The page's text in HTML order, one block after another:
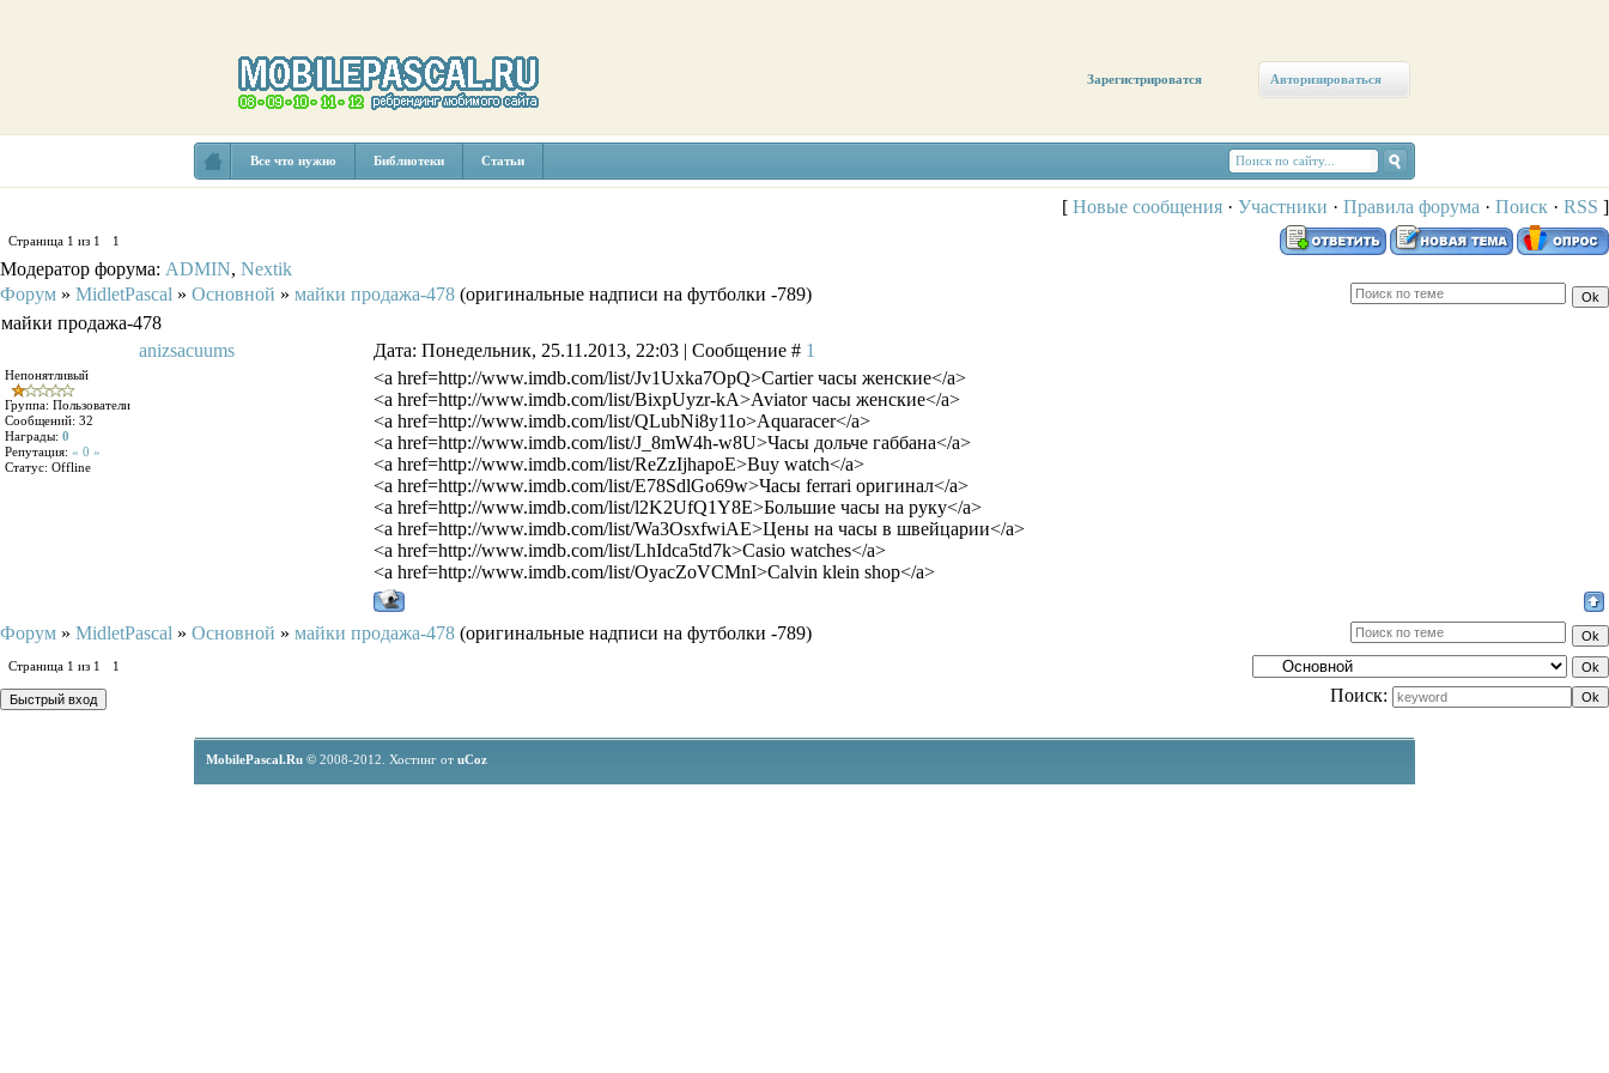
Зарегистрироватся Авторизироваться
Все что нужно Библиотеки Статьи
[ Новые сообщения · Участники · Правила форума · Поиск · RSS ]
Страница 1 из 1 1
Модератор форума: ADMIN, Nextik
Форум » MidletPascal » Основной » майки продажа-478 (оригинальные надписи на футболки -789)
майки продажа-478
anizsacuums
Дата: Понедельник, 25.11.2013, 22:03 | Сообщение # 1
Непонятливый
Группа: Пользователи
Сообщений: 32
Награды: 0
Репутация: « 0 »
Статус: Offline
<a href=http://www.imdb.com/list/Jv1Uxka7OpQ>Cartier часы женские</a>
<a href=http://www.imdb.com/list/BixpUyzr-kA>Aviator часы женские</a>
<a href=http://www.imdb.com/list/QLubNi8y11o>Aquaracer</a>
<a href=http://www.imdb.com/list/J_8mW4h-w8U>Часы дольче габбана</a>
<a href=http://www.imdb.com/list/ReZzIjhapoE>Buy watch</a>
<a href=http://www.imdb.com/list/E78SdlGo69w>Часы ferrari оригинал</a>
<a href=http://www.imdb.com/list/l2K2UfQ1Y8E>Большие часы на руку</a>
<a href=http://www.imdb.com/list/Wa3OsxfwiAE>Цены на часы в швейцарии</a>
<a href=http://www.imdb.com/list/LhIdca5td7k>Casio watches</a>
<a href=http://www.imdb.com/list/OyacZoVCMnI>Calvin klein shop</a>
Форум » MidletPascal » Основной » майки продажа-478 (оригинальные надписи на футболки -789)
Страница 1 из 1 1
Поиск:
MobilePascal.Ru © 2008-2012. Хостинг от uCoz